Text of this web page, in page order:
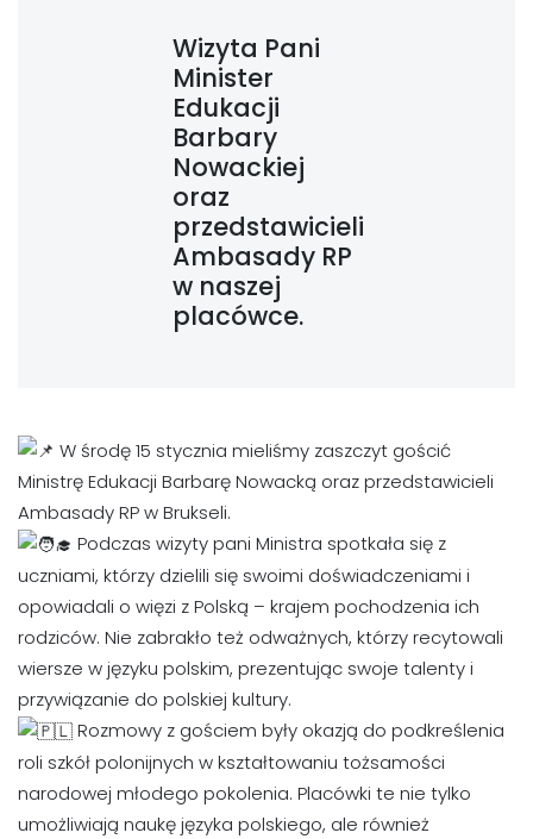
Wizyta Pani
Minister
Edukacji
Barbary
Nowackiej
oraz
przedstawicieli
Ambasady RP
w naszej
placówce.
W środę 15 stycznia mieliśmy zaszczyt gościć
Ministrę Edukacji Barbarę Nowacką oraz przedstawicieli
Ambasady RP w Brukseli.
Podczas wizyty pani Ministra spotkała się z
uczniami, którzy dzielili się swoimi doświadczeniami i
opowiadali o więzi z Polską – krajem pochodzenia ich
rodziców. Nie zabrakło też odważnych, którzy recytowali
wiersze w języku polskim, prezentując swoje talenty i
przywiązanie do polskiej kultury.
Rozmowy z gościem były okazją do podkreślenia
roli szkół polonijnych w kształtowaniu tożsamości
narodowej młodego pokolenia. Placówki te nie tylko
umożliwiają naukę języka polskiego, ale również